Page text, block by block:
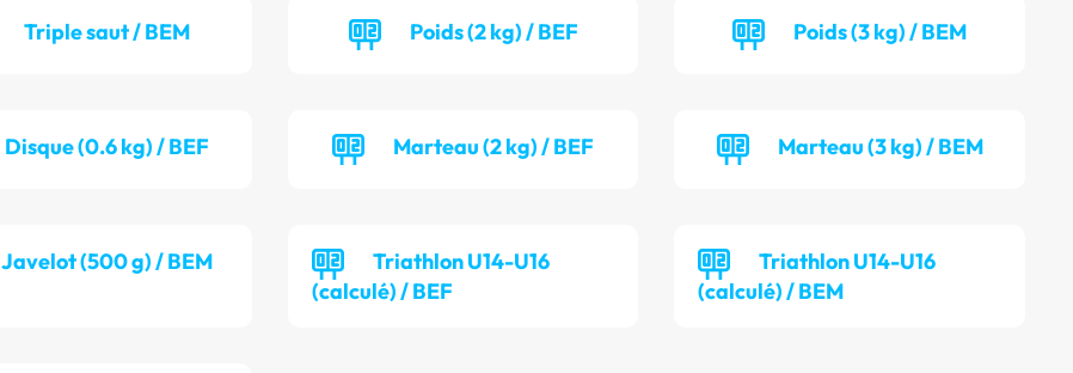
Triple saut / BEM Poids (2 kg) / BEF Poids (3 kg) / BEM
Disque (0.6 kg) / BEF Marteau (2 kg) / BEF Marteau (3 kg) / BEM
Javelot (500 g) / BEM
Triathlon U14-U16
(calculé) / BEF
Triathlon U14-U16
(calculé) / BEM